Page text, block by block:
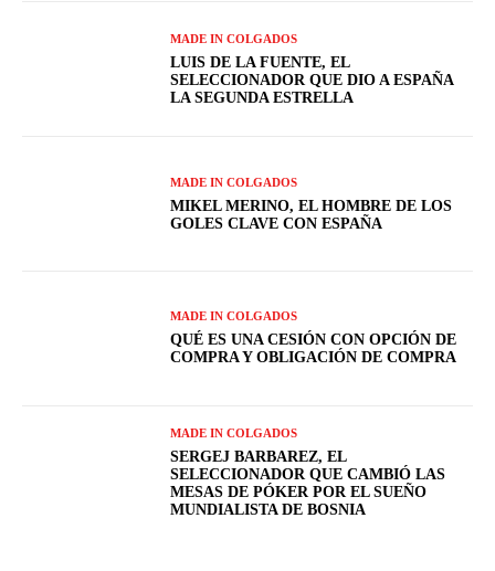
MADE IN COLGADOS
LUIS DE LA FUENTE, EL
SELECCIONADOR QUE DIO A ESPAÑA
LA SEGUNDA ESTRELLA
MADE IN COLGADOS
MIKEL MERINO, EL HOMBRE DE LOS
GOLES CLAVE CON ESPAÑA
MADE IN COLGADOS
QUÉ ES UNA CESIÓN CON OPCIÓN DE
COMPRA Y OBLIGACIÓN DE COMPRA
MADE IN COLGADOS
SERGEJ BARBAREZ, EL
SELECCIONADOR QUE CAMBIÓ LAS
MESAS DE PÓKER POR EL SUEÑO
MUNDIALISTA DE BOSNIA